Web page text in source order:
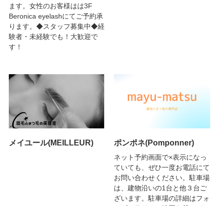
ます。女性のお客様はは3F
Beronica eyelashにてご予約承
ります。◆スタッフ募集中◆経
験者・未経験でも！大歓迎で
す！
メイユール(MEILLEUR) ポンポネ(Pomponner)
ネット予約画面で×表示になっ
ていても、ぜひ一度お電話にて
お問い合わせください。駐車場
は、建物沿いの1台と他３台ご
ざいます。駐車場の詳細はフォ